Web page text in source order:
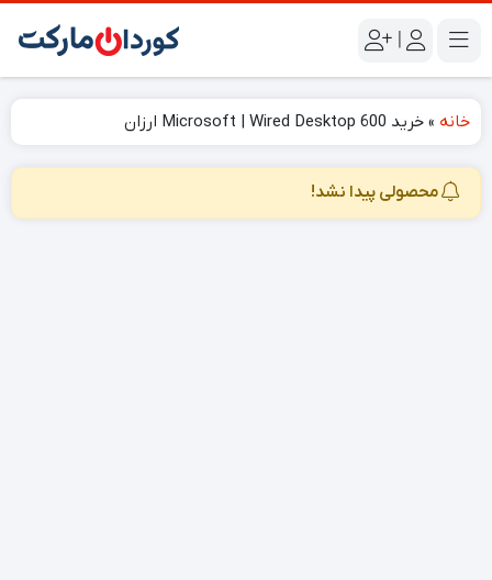
|
خانه » خرید Microsoft | Wired Desktop 600 ارزان
محصولی پیدا نشد!